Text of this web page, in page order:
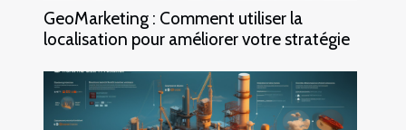
GeoMarketing : Comment utiliser la
localisation pour améliorer votre stratégie